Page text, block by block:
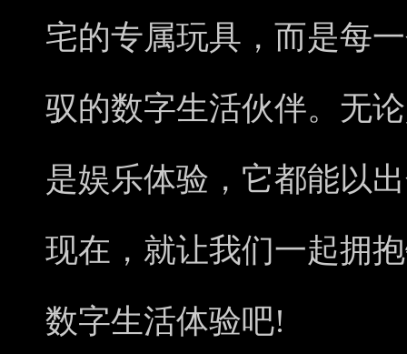
宅的专属玩具，而是每
驭的数字生活伙伴。无
是娱乐体验，它都能以
现在，就让我们一起拥
数字生活体验吧!